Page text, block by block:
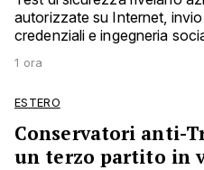
autorizzate su Internet,
credenziali e ingegneria
1 ora
ESTERO
Conservatori anti-
un terzo partito in